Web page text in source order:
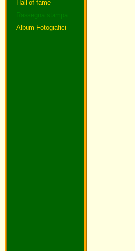
Hall of fame
Rassegna stampa
Album Fotografici